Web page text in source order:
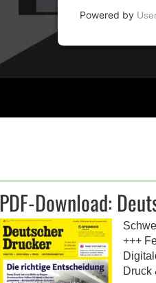
Powered by
PDF-Download:
+++
Druck